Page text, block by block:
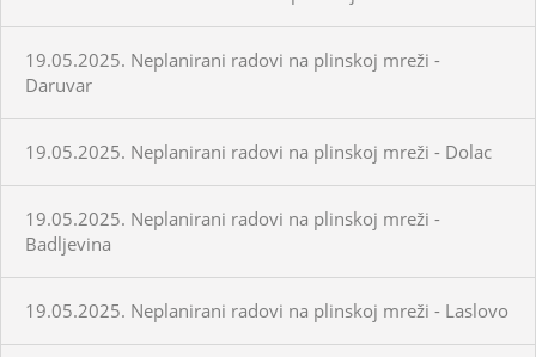
19.05.2025. Neplanirani radovi na plinskoj mreži -
Daruvar
19.05.2025. Neplanirani radovi na plinskoj mreži - Dolac
19.05.2025. Neplanirani radovi na plinskoj mreži -
Badljevina
19.05.2025. Neplanirani radovi na plinskoj mreži - Laslovo